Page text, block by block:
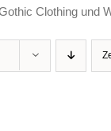
Clothing und